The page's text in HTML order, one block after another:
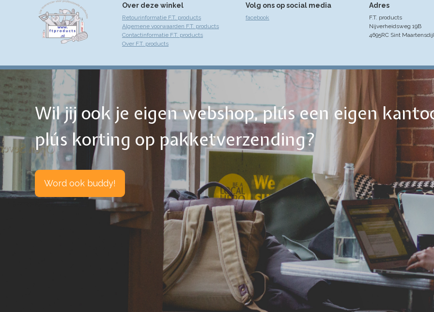
Over deze winkel
Retourinformatie F.T. products
Algemene voorwaarden F.T. products
Contactinformatie F.T. products
Over F.T. products
Volg ons op social media
facebook
Adres
F.T. products
Nijverheidsweg 19B
4695RC Sint
Wil jij ook je eigen webshop, plús een eigen
plús korting op pakketverzending?
Word ook buddy!